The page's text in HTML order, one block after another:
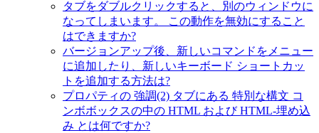
タブをダブルクリックすると、別のウィンドウに
なってしまいます。 この動作を無効にすること
はできますか?
バージョンアップ後、新しいコマンドをメニュー
に追加したり、新しいキーボード ショートカッ
トを追加する方法は?
プロパティの 強調(2) タブにある 特別な構文 コ
ンボボックスの中の HTML および HTML-埋め込
み とは何ですか?